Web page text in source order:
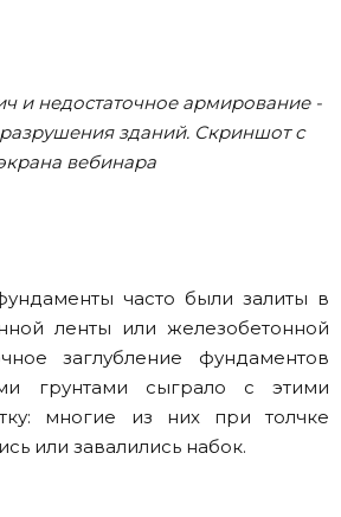
и недостаточное армирование -
зданий. Скриншот с
вебинара
часто были залиты в
ленты или железобетонной
заглубление фундаментов
грунтами сыграло с этими
многие из них при толчке
или завалились набок.